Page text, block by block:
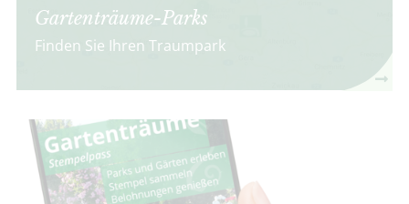
Gartenträume-Parks
Finden Sie Ihren Traumpark